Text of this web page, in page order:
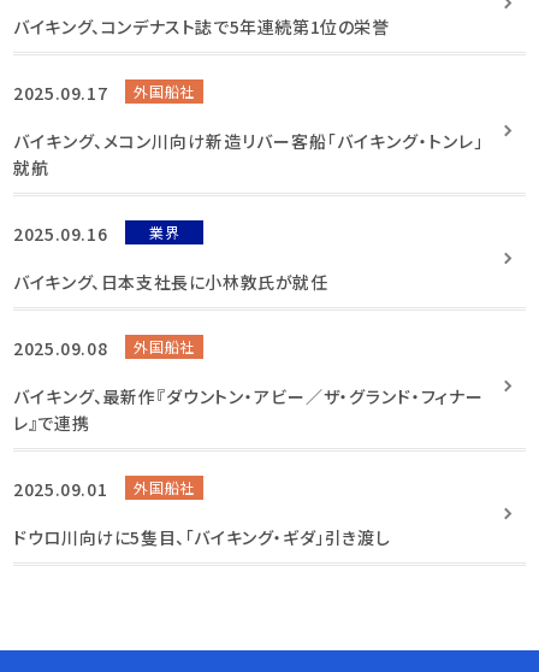
バイキング、コンデナスト誌で5年連続第1位の栄誉
2025.09.17 外国船社
バイキング、メコン川向け新造リバー客船「バイキング・トンレ」
就航
2025.09.16 業界
バイキング、日本支社長に小林敦氏が就任
2025.09.08 外国船社
バイキング、最新作『ダウントン・アビー／ザ・グランド・フィナー
レ』で連携
2025.09.01 外国船社
ドウロ川向けに5隻目、「バイキング・ギダ」引き渡し